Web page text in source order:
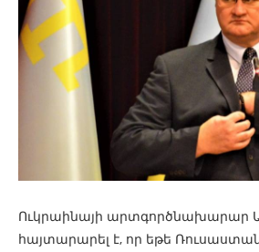
Ուկրաինայի արտգործնախարար
հայտարարել է, որ եթե